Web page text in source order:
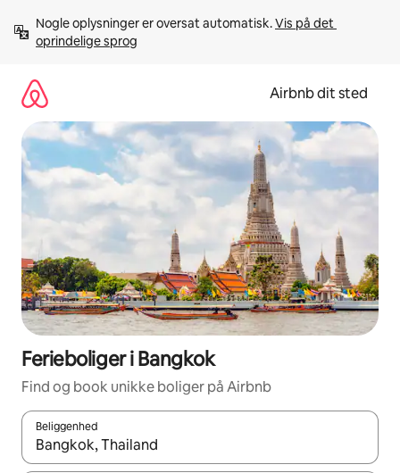
videre
Nogle oplysninger er oversat automatisk. Vis på det
oprindelige sprog
Airbnb dit sted
Ferieboliger i Bangkok
Find og book unikke boliger på Airbnb
Beliggenhed
Når resultaterne er tilgængelige, skal du navigere med